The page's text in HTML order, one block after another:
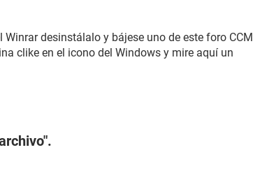
Winrar desinstálalo y bájese uno de este foro CCM
clike en el icono del Windows y mire aquí un